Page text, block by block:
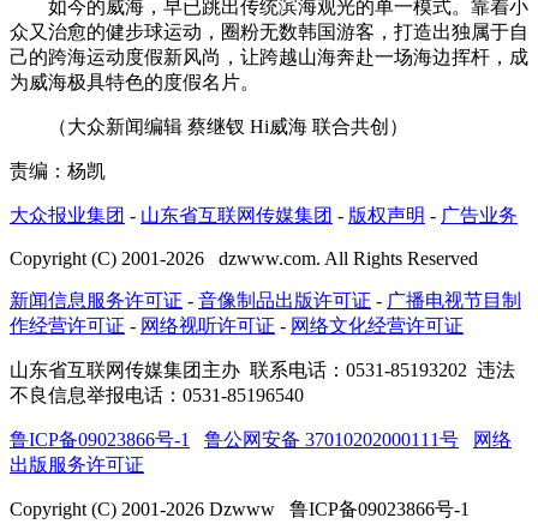
如今的威海，早已跳出传统滨海观光的单一模式。靠着小
众又治愈的健步球运动，圈粉无数韩国游客，打造出独属于自
己的跨海运动度假新风尚，让跨越山海奔赴一场海边挥杆，成
为威海极具特色的度假名片。
（大众新闻编辑 蔡继钗 Hi威海 联合共创）
责编：杨凯
大众报业集团 - 山东省互联网传媒集团 - 版权声明 - 广告业务
Copyright (C) 2001-2026 dzwww.com. All Rights Reserved
新闻信息服务许可证 - 音像制品出版许可证 - 广播电视节目制
作经营许可证 - 网络视听许可证 - 网络文化经营许可证
山东省互联网传媒集团主办 联系电话：0531-85193202 违法
不良信息举报电话：0531-85196540
鲁ICP备09023866号-1 鲁公网安备 37010202000111号
网络
出版服务许可证
Copyright (C) 2001-2026 Dzwww 鲁ICP备09023866号-1